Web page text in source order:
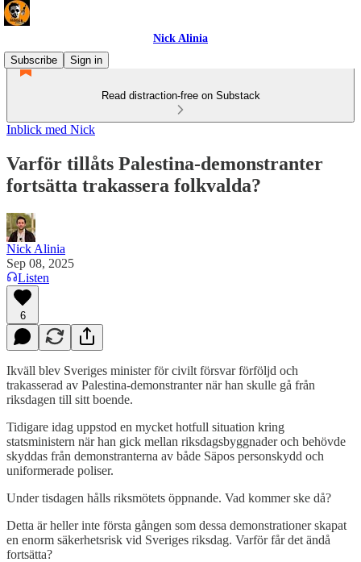
Nick Alinia
Subscribe
Sign in
Read distraction-free on Substack
Inblick med Nick
Varför tillåts Palestina-demonstranter
fortsätta trakassera folkvalda?
Nick Alinia
Sep 08, 2025
Listen
6
Ikväll blev Sveriges minister för civilt försvar förföljd och
trakasserad av Palestina-demonstranter när han skulle gå från
riksdagen till sitt boende.
Tidigare idag uppstod en mycket hotfull situation kring
statsministern när han gick mellan riksdagsbyggnader och behövde
skyddas från demonstranterna av både Säpos personskydd och
uniformerade poliser.
Under tisdagen hålls riksmötets öppnande. Vad kommer ske då?
Detta är heller inte första gången som dessa demonstrationer skapat
en enorm säkerhetsrisk vid Sveriges riksdag. Varför får det ändå
fortsätta?